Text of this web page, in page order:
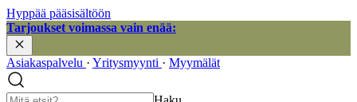
Hyppää pääsisältöön
Tarjoukset voimassa vain enää:
Asiakaspalvelu · Yritysmyynti · Myymälät